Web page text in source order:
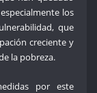
los
que
creciente y
la pobreza.
por este